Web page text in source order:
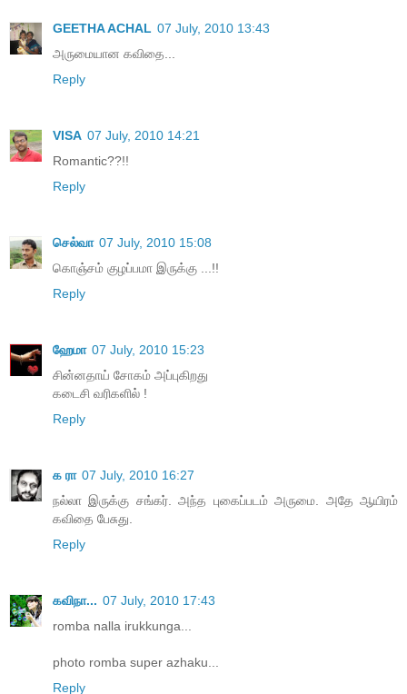
GEETHA ACHAL 07 July, 2010 13:43
அருமையான கவிதை...
Reply
VISA 07 July, 2010 14:21
Romantic??!!
Reply
செல்வா 07 July, 2010 15:08
கொஞ்சம் குழப்பமா இருக்கு ...!!
Reply
ஹேமா 07 July, 2010 15:23
சின்னதாய் சோகம் அப்புகிறது
கடைசி வரிகளில் !
Reply
க ரா 07 July, 2010 16:27
நல்லா இருக்கு சங்கர். அந்த புகைப்படம் அருமை. அதே ஆயிரம்
கவிதை பேசுது.
Reply
கவிநா... 07 July, 2010 17:43
romba nalla irukkunga...
photo romba super azhaku...
Reply